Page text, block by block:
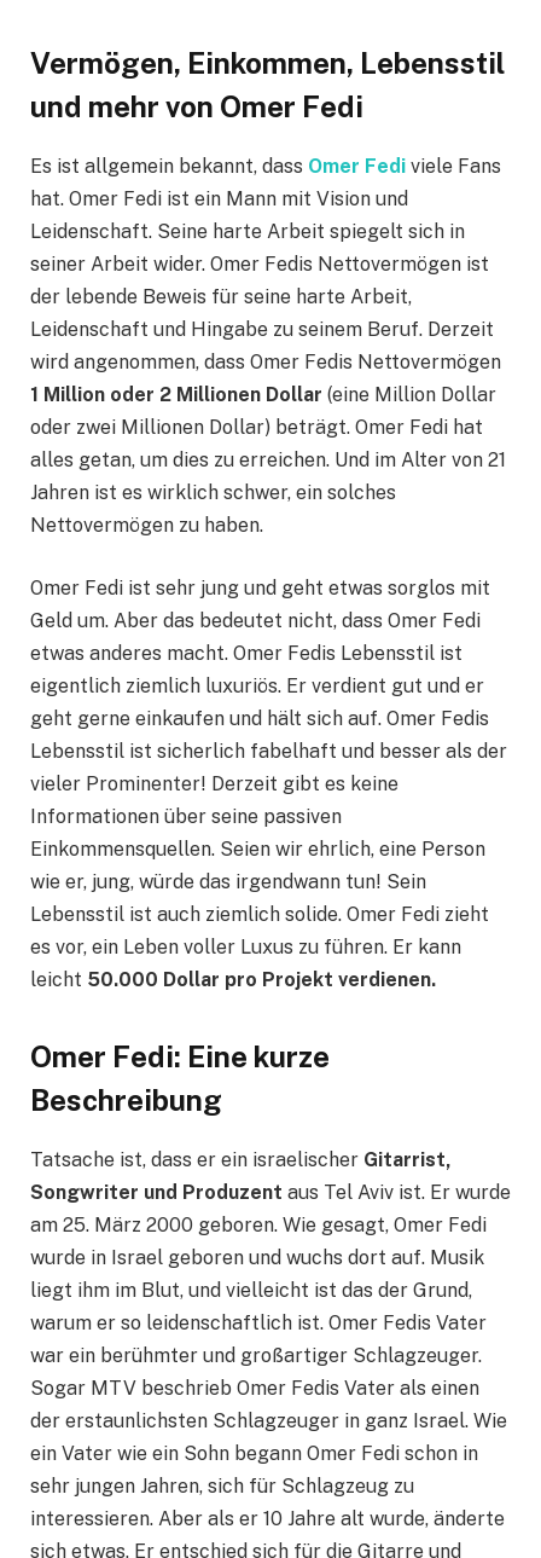
Vermögen, Einkommen, Lebensstil
und mehr von Omer Fedi
Es ist allgemein bekannt, dass Omer Fedi viele Fans
hat. Omer Fedi ist ein Mann mit Vision und
Leidenschaft. Seine harte Arbeit spiegelt sich in
seiner Arbeit wider. Omer Fedis Nettovermögen ist
der lebende Beweis für seine harte Arbeit,
Leidenschaft und Hingabe zu seinem Beruf. Derzeit
wird angenommen, dass Omer Fedis Nettovermögen
1 Million oder 2 Millionen Dollar (eine Million Dollar
oder zwei Millionen Dollar) beträgt. Omer Fedi hat
alles getan, um dies zu erreichen. Und im Alter von 21
Jahren ist es wirklich schwer, ein solches
Nettovermögen zu haben.
Omer Fedi ist sehr jung und geht etwas sorglos mit
Geld um. Aber das bedeutet nicht, dass Omer Fedi
etwas anderes macht. Omer Fedis Lebensstil ist
eigentlich ziemlich luxuriös. Er verdient gut und er
geht gerne einkaufen und hält sich auf. Omer Fedis
Lebensstil ist sicherlich fabelhaft und besser als der
vieler Prominenter! Derzeit gibt es keine
Informationen über seine passiven
Einkommensquellen. Seien wir ehrlich, eine Person
wie er, jung, würde das irgendwann tun! Sein
Lebensstil ist auch ziemlich solide. Omer Fedi zieht
es vor, ein Leben voller Luxus zu führen. Er kann
leicht 50.000 Dollar pro Projekt verdienen.
Omer Fedi: Eine kurze
Beschreibung
Tatsache ist, dass er ein israelischer Gitarrist,
Songwriter und Produzent aus Tel Aviv ist. Er wurde
am 25. März 2000 geboren. Wie gesagt, Omer Fedi
wurde in Israel geboren und wuchs dort auf. Musik
liegt ihm im Blut, und vielleicht ist das der Grund,
warum er so leidenschaftlich ist. Omer Fedis Vater
war ein berühmter und großartiger Schlagzeuger.
Sogar MTV beschrieb Omer Fedis Vater als einen
der erstaunlichsten Schlagzeuger in ganz Israel. Wie
ein Vater wie ein Sohn begann Omer Fedi schon in
sehr jungen Jahren, sich für Schlagzeug zu
interessieren. Aber als er 10 Jahre alt wurde, änderte
sich etwas. Er entschied sich für die Gitarre und